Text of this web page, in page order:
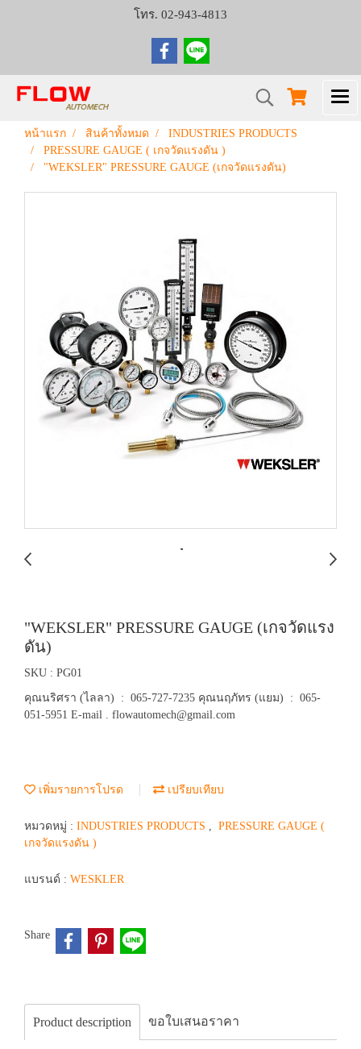
โทร. 02-943-4813
หน้าแรก สินค้าทั้งหมด
INDUSTRIES PRODUCTS
PRESSURE GAUGE ( เกจวัดแรงดัน )
"WEKSLER" PRESSURE GAUGE (เกจวัดแรงดัน)
"WEKSLER" PRESSURE GAUGE (เกจวัดแรง
ดัน)
SKU : PG01
คุณนริศรา (ไลลา) : 065-727-7235 คุณนฤภัทร (แยม) : 065-
051-5951 E-mail . flowautomech@gmail.com
เพิ่มรายการโปรด เปรียบเทียบ
หมวดหมู่ : INDUSTRIES PRODUCTS , PRESSURE GAUGE (
เกจวัดแรงดัน )
แบรนด์ : WESKLER
Share
Product description ขอใบเสนอราคา